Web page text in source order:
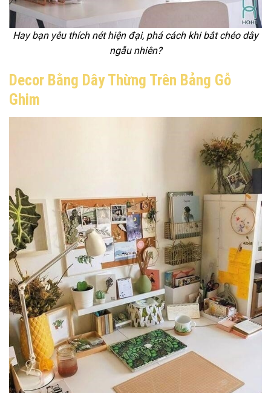
Hay bạn yêu thích nét hiện đại, phá cách khi bắt chéo dây
ngẫu nhiên?
Decor Bằng Dây Thừng Trên Bảng Gỗ
Ghim